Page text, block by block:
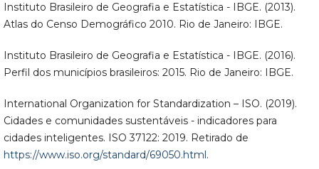
Instituto Brasileiro de Geografia e Estatística - IBGE. (2013).
Atlas do Censo Demográfico 2010. Rio de Janeiro: IBGE.
Instituto Brasileiro de Geografia e Estatística - IBGE. (2016).
Perfil dos municípios brasileiros: 2015. Rio de Janeiro: IBGE.
International Organization for Standardization – ISO. (2019).
Cidades e comunidades sustentáveis - indicadores para
cidades inteligentes. ISO 37122: 2019. Retirado de
https://www.iso.org/standard/69050.html.